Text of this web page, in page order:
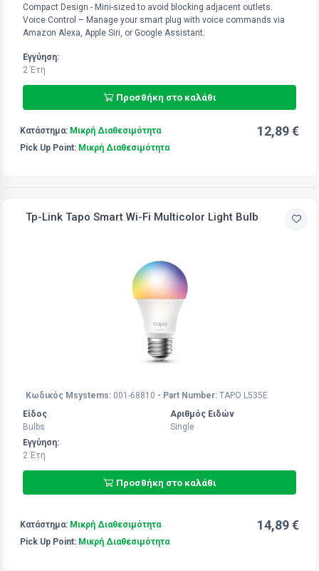
Compact Design - Mini-sized to avoid blocking adjacent outlets.
Voice Control – Manage your smart plug with voice commands via
Amazon Alexa, Apple Siri, or Google Assistant.
Εγγύηση:
2 Έτη
Προσθήκη στο καλάθι
Κατάστημα: Μικρή Διαθεσιμότητα
Pick Up Point: Μικρή Διαθεσιμότητα
12,89 €
Tp-Link Tapo Smart Wi-Fi Multicolor Light Bulb
Κωδικός Msystems: 001-68810 - Part Number: TAPO L535E
Είδος
Bulbs
Αριθμός Ειδών
Single
Εγγύηση:
2 Έτη
Προσθήκη στο καλάθι
Κατάστημα: Μικρή Διαθεσιμότητα
Pick Up Point: Μικρή Διαθεσιμότητα
14,89 €